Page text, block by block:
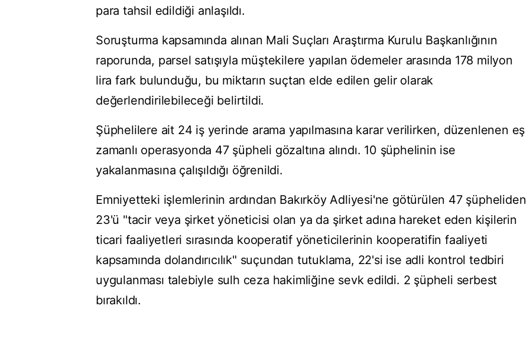
para tahsil edildiği anlaşıldı.
Soruşturma kapsamında alınan Mali Suçları Araştırma Kurulu Başkanlığının
raporunda, parsel satışıyla müştekilere yapılan ödemeler arasında 178 milyon
lira fark bulunduğu, bu miktarın suçtan elde edilen gelir olarak
değerlendirilebileceği belirtildi.
Şüphelilere ait 24 iş yerinde arama yapılmasına karar verilirken, düzenlenen eş
zamanlı operasyonda 47 şüpheli gözaltına alındı. 10 şüphelinin ise
yakalanmasına çalışıldığı öğrenildi.
Emniyetteki işlemlerinin ardından Bakırköy Adliyesi'ne götürülen 47 şüpheliden
23'ü "tacir veya şirket yöneticisi olan ya da şirket adına hareket eden kişilerin
ticari faaliyetleri sırasında kooperatif yöneticilerinin kooperatifin faaliyeti
kapsamında dolandırıcılık" suçundan tutuklama, 22'si ise adli kontrol tedbiri
uygulanması talebiyle sulh ceza hakimliğine sevk edildi. 2 şüpheli serbest
bırakıldı.